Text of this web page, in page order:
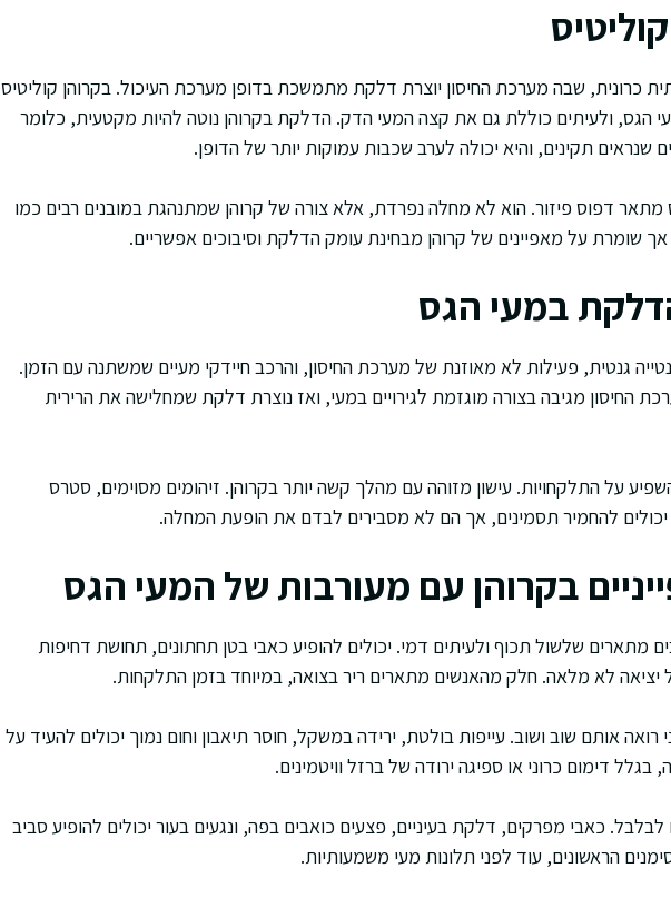
כרונית, שבה מערכת החיסון יוצרת דלקת מתמשכת בדופן מערכת העיכול. בקרוהן קוליטיס
הגס, ולעיתים כוללת גם את קצה המעי הדק. הדלקת בקרוהן נוטה להיות מקטעית, כלומר
שנראים תקינים, והיא יכולה לערב שכבות עמוקות יותר של הדופן.
מתאר דפוס פיזור. הוא לא מחלה נפרדת, אלא צורה של קרוהן שמתנהגת במובנים רבים כמו
שומרת על מאפיינים של קרוהן מבחינת עומק הדלקת וסיבוכים אפשריים.
במעי הגס
גנטית, פעילות לא מאוזנת של מערכת החיסון, והרכב חיידקי מעיים שמשתנה עם הזמן.
החיסון מגיבה בצורה מוגזמת לגירויים במעי, ואז נוצרת דלקת שמחלישה את הרירית
על התלקחויות. עישון מזוהה עם מהלך קשה יותר בקרוהן. זיהומים מסוימים, סטרס
יכולים להחמיר תסמינים, אך הם לא מסבירים לבדם את הופעת המחלה.
בקרוהן עם מעורבות של המעי הגס
מתארים שלשול תכוף ולעיתים דמי. יכולים להופיע כאבי בטן תחתונים, תחושת דחיפות
יציאה לא מלאה. חלק מהאנשים מתארים ריר בצואה, במיוחד בזמן התלקחות.
רואה אותם שוב ושוב. עייפות בולטת, ירידה במשקל, חוסר תיאבון וחום נמוך יכולים להעיד על
דימום כרוני או ספיגה ירודה של ברזל וויטמינים.
לבלבל. כאבי מפרקים, דלקת בעיניים, פצעים כואבים בפה, ונגעים בעור יכולים להופיע סביב
הראשונים, עוד לפני תלונות מעי משמעותיות.